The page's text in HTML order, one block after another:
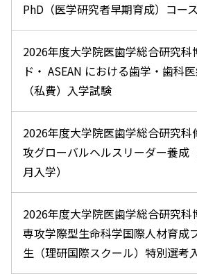
PhD（医学研究者早期育成）コー
2026年度大学院医歯学総合研究
ド・ ASEAN における歯学・歯科
（私費）入学試験
2026年度大学院医歯学総合研究
攻グローバルヘルスリーダー養成
月入学）
2026年度大学院医歯学総合研究
専攻学際型生命科学国際人材育成
生（理研国際スクール）特別選考